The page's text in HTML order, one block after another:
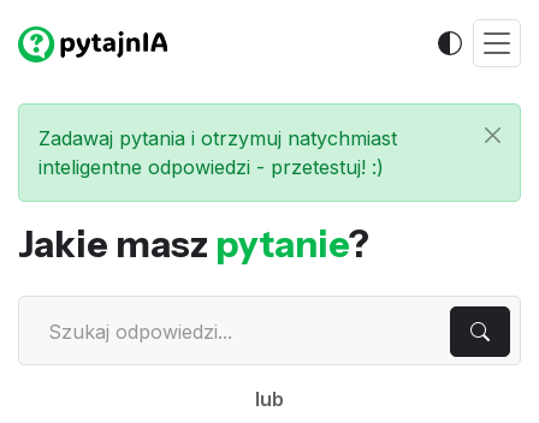
Zadawaj pytania i otrzymuj natychmiast
inteligentne odpowiedzi - przetestuj! :)
Jakie masz pytanie?
lub